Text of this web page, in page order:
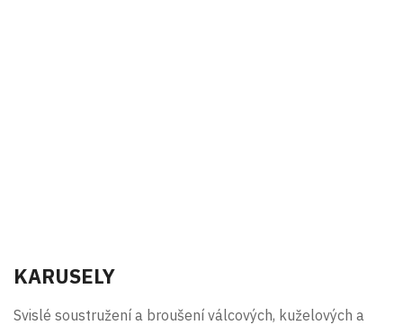
KARUSELY
Svislé soustružení a broušení válcových, kuželových a